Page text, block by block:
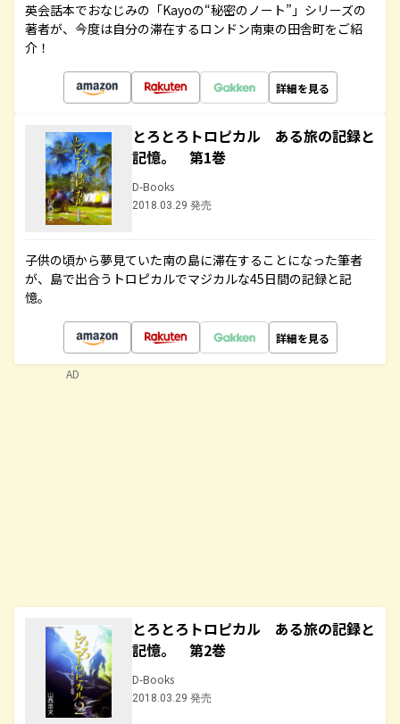
英会話本でおなじみの「Kayoの“秘密のノート”」シリーズの
著者が、今度は自分の滞在するロンドン南東の田舎町をご紹
介！
詳細を見る
とろとろトロピカル ある旅の記録と
記憶。 第1巻
D-Books
2018.03.29 発売
子供の頃から夢見ていた南の島に滞在することになった筆者
が、島で出合うトロピカルでマジカルな45日間の記録と記
憶。
詳細を見る
とろとろトロピカル ある旅の記録と
記憶。 第2巻
D-Books
2018.03.29 発売
AD